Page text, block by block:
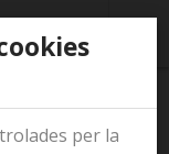
Financialsper la